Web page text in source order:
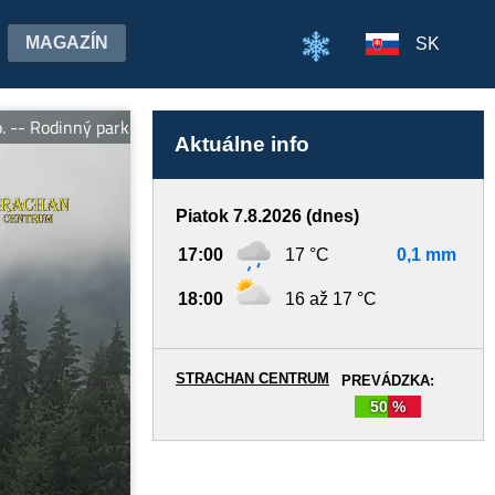
MAGAZÍN SK
Strachankovo - zábava pre celú rodinu. Otvorené
Aktuálne info
Piatok 7.8.2026 (dnes)
17:00 17 °C 0,1 mm
18:00 16 až 17 °C
PREVÁDZKA:
50 %
STRACHAN CENTRUM